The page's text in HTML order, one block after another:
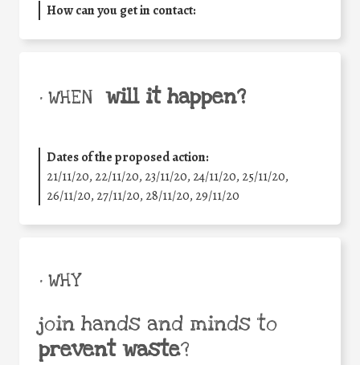
How can you get in contact:
• WHEN will it happen?
Dates of the proposed action:
21/11/20, 22/11/20, 23/11/20, 24/11/20, 25/11/20,
26/11/20, 27/11/20, 28/11/20, 29/11/20
• WHY
join hands and minds to
prevent waste?